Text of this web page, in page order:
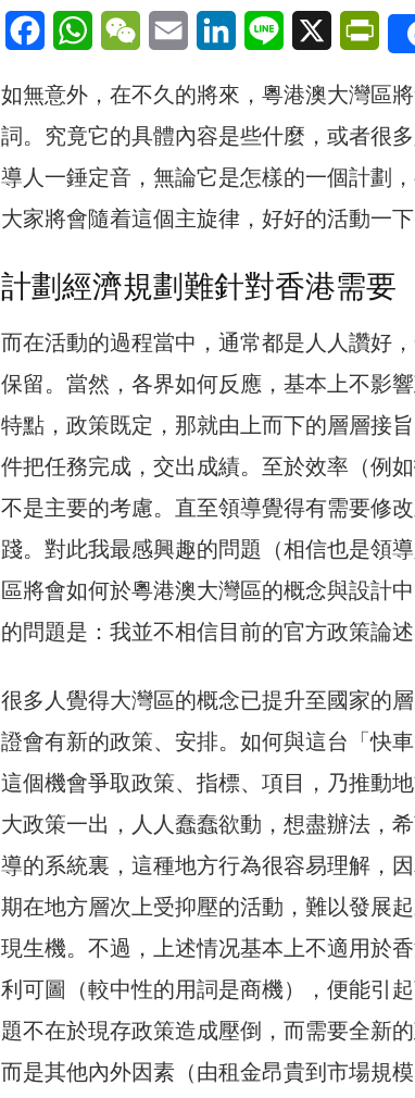
FacebookWhatsAppWeChatEmail LinkedInLine X
如無意外，在不久的將來，粵港澳大灣區
詞。究竟它的具體內容是些什麼，或者很
導人一錘定音，無論它是怎樣的一個計劃
大家將會隨着這個主旋律，好好的活動一下
計劃經濟規劃難針對香港需要
而在活動的過程當中，通常都是人人讚好
保留。當然，各界如何反應，基本上不影
特點，政策既定，那就由上而下的層層接
件把任務完成，交出成績。至於效率（例
不是主要的考慮。直至領導覺得有需要修
踐。對此我最感興趣的問題（相信也是領
區將會如何於粵港澳大灣區的概念與設計
的問題是：我並不相信目前的官方政策論
很多人覺得大灣區的概念已提升至國家的
證會有新的政策、安排。如何與這台「快
這個機會爭取政策、指標、項目，乃推動
大政策一出，人人蠢蠢欲動，想盡辦法，
導的系統裏，這種地方行為很容易理解，
期在地方層次上受抑壓的活動，難以發展
現生機。不過，上述情况基本上不適用於
利可圖（較中性的用詞是商機），便能引
題不在於現存政策造成壓倒，而需要全新
而是其他內外因素（由租金昂貴到市場規